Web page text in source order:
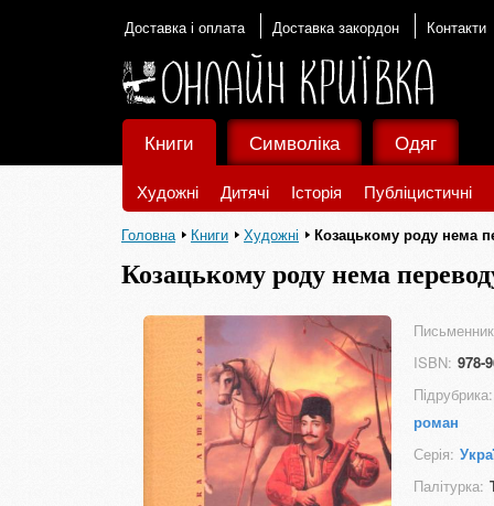
Доставка і оплата Доставка закордон Контакти
Книги
Художні Дитячі Історія Публіцистичні
Символіка Одяг
Головна Книги Художні Козацькому роду нема
Козацькому роду нема
ISBN: 978-
Підрубрика:
роман
Серія:
Палітурка: